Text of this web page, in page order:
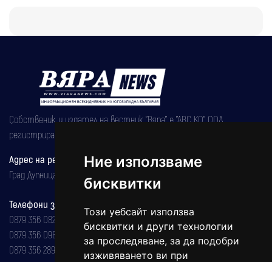
Ние използваме
бисквитки
Този уебсайт използва
бисквитки и други технологии
за проследяване, за да подобри
изживяването ви при
Собственик и издател на вестник "Вяра" е "АВС КО" ООД,
регистрирана на 08.05.2002 година.
Адрес на редакцията
Град Дупница, ул.''Христо Ботев" 43
Телефони за реклама и абонаменти
0879 356 082
0879 356 098
0879 356 289